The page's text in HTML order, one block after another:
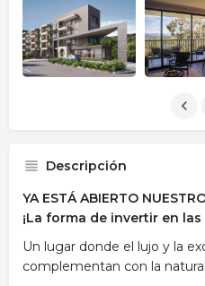
Descripción
YA ESTÁ ABIERTO
¡La forma de invertir en
Un lugar donde el lujo y la
complementan con la